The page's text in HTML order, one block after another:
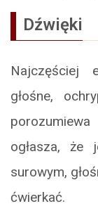
Dźwięki
Najczęściej
głośne,
ogłasza, że
surowym,
ćwierkać.